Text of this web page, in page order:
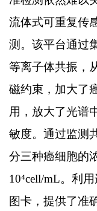
流体式可重复传
测。该平台通过
等离子体共振，
磁约束，加大了
用，放大了光谱
敏度。通过监测
分三种癌细胞的
10⁴cell/mL。利
图卡，提供了准